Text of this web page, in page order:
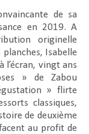
de sa
en 2019. A
originelle
planches, Isabelle
l’écran, vingt ans
» de Zabou
» flirte
classiques,
de deuxième
au profit de